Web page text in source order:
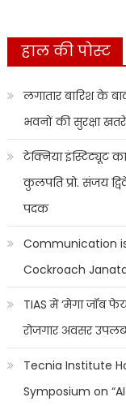
हाल की पोस्ट
लगातार बारिश के
भवनों की सुरक्षा
टेक्निया इंस्टिट्यूट का
कुलपति प्रो. संजय
पदक
Communication
Cockroach
TIAS में ‘मेगा जॉब
रोजगार अवसर
Tecnia Institute
Symposium on